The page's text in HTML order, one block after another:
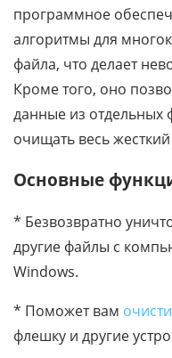
программное
алгоритмы для
файла, что делает
Кроме того, оно
данные из отдельных
очищать весь
Основные
* Безвозвратно
другие файлы с
Windows.
* Поможет вам
флешку и другие